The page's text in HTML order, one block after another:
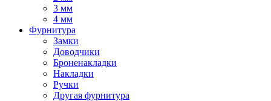
3 мм
4 мм
Фурнитура
Замки
Доводчики
Броненакладки
Накладки
Ручки
Другая фурнитура